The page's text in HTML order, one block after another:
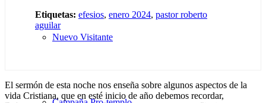
Nuevo Visitante
Etiquetas: efesios, enero 2024, pastor roberto
aguilar
El sermón de esta noche nos enseña sobre algunos aspectos de la
vida Cristiana, que en esté inicio de año debemos recordar,